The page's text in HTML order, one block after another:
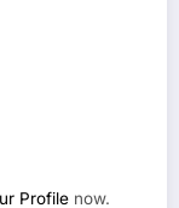
Profile now.